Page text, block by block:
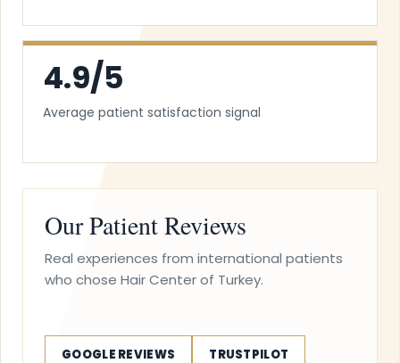
4.9/5
Average patient satisfaction signal
Our Patient Reviews
Real experiences from international patients
who chose Hair Center of Turkey.
GOOGLE REVIEWS TRUSTPILOT